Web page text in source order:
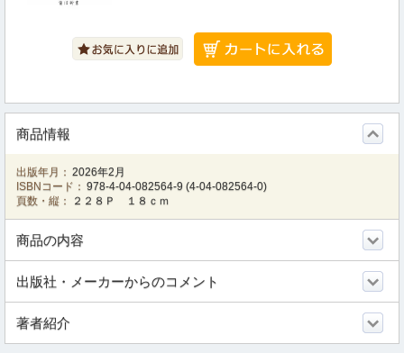
商品情報
出版年月： 2026年2月
ISBNコード： 978-4-04-082564-9 (4-04-082564-0)
頁数・縦：
２２８Ｐ １８ｃｍ
商品の内容
出版社・メーカーからのコメント
著者紹介